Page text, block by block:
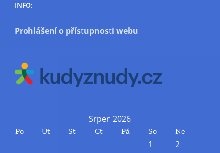
INFO:
Prohlášení o přístupnosti webu
Srpen 2026
Po Út St Čt Pá So Ne
1
2